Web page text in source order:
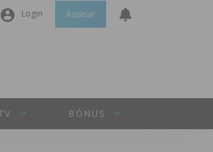
Login Assinar
BÓNUS